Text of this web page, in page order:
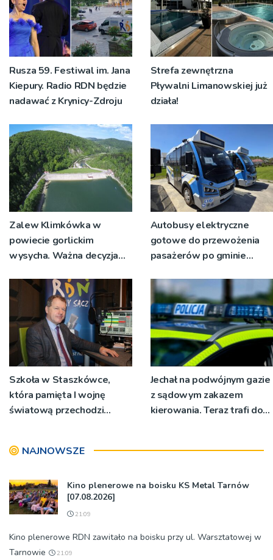
Rusza 59. Festiwal im. Jana
Kiepury. Radio RDN będzie
nadawać z Krynicy-Zdroju
Strefa zewnętrzna
Pływalni Limanowskiej już
działa!
Zalew Klimkówka w
powiecie gorlickim
wysycha. Ważna decyzja
Autobusy elektryczne
gotowe do przewożenia
pasażerów po gminie
Szkoła w Staszkówce,
która pamięta I wojnę
światową przechodzi
Jechał na podwójnym gazie
z sądowym zakazem
kierowania. Teraz trafi do
NAJNOWSZE
Kino plenerowe na boisku KS Metal Tarnów
[07.08.2026]
21:09
Kino plenerowe RDN zawitało na boisku przy ul. Warsztatowej w
Tarnowie
21:09